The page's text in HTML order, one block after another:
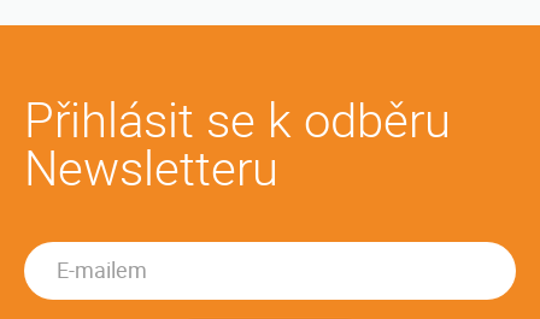
Přihlásit se k odběru
Newsletteru